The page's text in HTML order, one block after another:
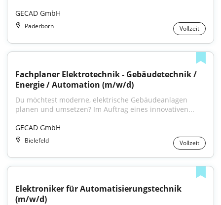
GECAD GmbH
Paderborn Vollzeit
Fachplaner Elektrotechnik - Gebäudetechnik /
Energie / Automation (m/w/d)
Du möchtest moderne, elektrische Gebäudeanlagen
planen und umsetzen? Im Auftrag eines innovativen...
GECAD GmbH
Bielefeld Vollzeit
Elektroniker für Automatisierungstechnik
(m/w/d)